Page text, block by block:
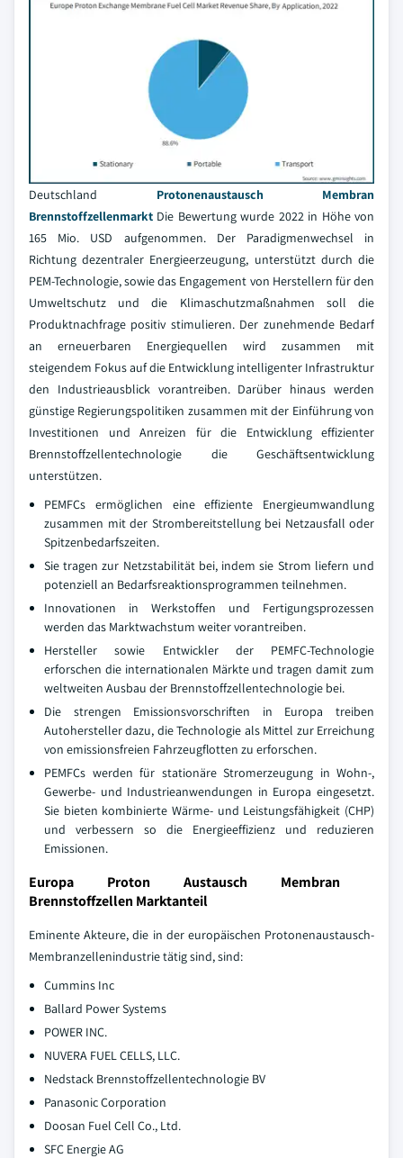
Deutschland Protonenaustausch Membran
Brennstoffzellenmarkt Die Bewertung wurde 2022 in Höhe von
165 Mio. USD aufgenommen. Der Paradigmenwechsel in
Richtung dezentraler Energieerzeugung, unterstützt durch die
PEM-Technologie, sowie das Engagement von Herstellern für den
Umweltschutz und die Klimaschutzmaßnahmen soll die
Produktnachfrage positiv stimulieren. Der zunehmende Bedarf
an erneuerbaren Energiequellen wird zusammen mit
steigendem Fokus auf die Entwicklung intelligenter Infrastruktur
den Industrieausblick vorantreiben. Darüber hinaus werden
günstige Regierungspolitiken zusammen mit der Einführung von
Investitionen und Anreizen für die Entwicklung effizienter
Brennstoffzellentechnologie die Geschäftsentwicklung
unterstützen.
PEMFCs ermöglichen eine effiziente Energieumwandlung
zusammen mit der Strombereitstellung bei Netzausfall oder
Spitzenbedarfszeiten.
Sie tragen zur Netzstabilität bei, indem sie Strom liefern und
potenziell an Bedarfsreaktionsprogrammen teilnehmen.
Innovationen in Werkstoffen und Fertigungsprozessen
werden das Marktwachstum weiter vorantreiben.
Hersteller sowie Entwickler der PEMFC-Technologie
erforschen die internationalen Märkte und tragen damit zum
weltweiten Ausbau der Brennstoffzellentechnologie bei.
Die strengen Emissionsvorschriften in Europa treiben
Autohersteller dazu, die Technologie als Mittel zur Erreichung
von emissionsfreien Fahrzeugflotten zu erforschen.
PEMFCs werden für stationäre Stromerzeugung in Wohn-,
Gewerbe- und Industrieanwendungen in Europa eingesetzt.
Sie bieten kombinierte Wärme- und Leistungsfähigkeit (CHP)
und verbessern so die Energieeffizienz und reduzieren
Emissionen.
Europa Proton Austausch Membran
Brennstoffzellen Marktanteil
Eminente Akteure, die in der europäischen Protonenaustausch-
Membranzellenindustrie tätig sind, sind:
Cummins Inc
Ballard Power Systems
POWER INC.
NUVERA FUEL CELLS, LLC.
Nedstack Brennstoffzellentechnologie BV
Panasonic Corporation
Doosan Fuel Cell Co., Ltd.
SFC Energie AG